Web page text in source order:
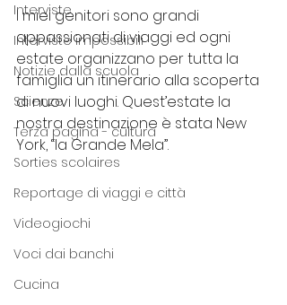
Interviste
Interviste impossibili
Notizie dalla scuola
Scienze
Terza pagina - cultura
Sorties scolaires
Reportage di viaggi e città
Videogiochi
Voci dai banchi
Cucina
I miei genitori sono grandi
appassionati di viaggi ed ogni
estate organizzano per tutta la
famiglia un itinerario alla scoperta
di nuovi luoghi. Quest’estate la
nostra destinazione è stata New
York, “la Grande Mela”.